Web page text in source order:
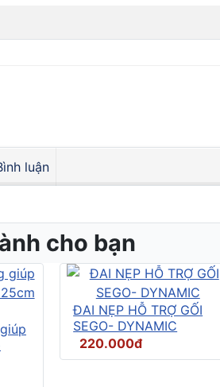
luận
cho bạn
ĐAI NẸP HỖ TRỢ GỐI
SEGO- DYNAMIC
220.000đ